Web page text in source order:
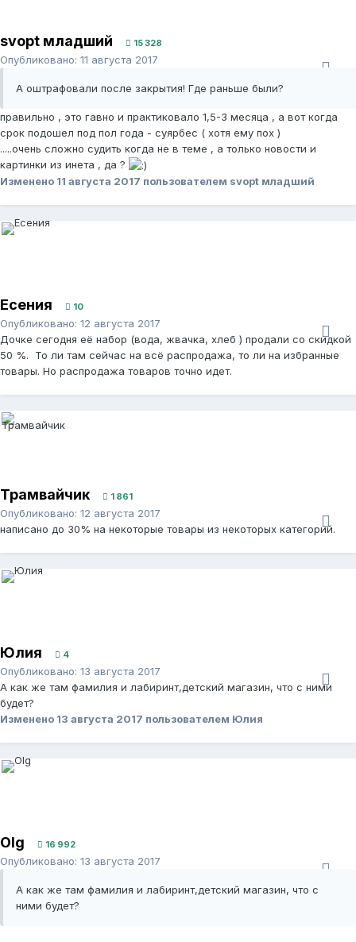
svopt младший 15 328
Опубликовано: 11 августа 2017
А оштрафовали после закрытия! Где раньше были?
правильно , это гавно и практиковало 1,5-3 месяца , а вот когда
срок подошел под пол года - суярбес ( хотя ему пох )
.....очень сложно судить когда не в теме , а только новости и
картинки из инета , да ?
Изменено 11 августа 2017 пользователем svopt младший
Есения 10
Опубликовано: 12 августа 2017
Дочке сегодня её набор (вода, жвачка, хлеб ) продали со скидкой
50 %. То ли там сейчас на всё распродажа, то ли на избранные
товары. Но распродажа товаров точно идет.
Трамвайчик 1 861
Опубликовано: 12 августа 2017
написано до 30% на некоторые товары из некоторых категорий.
Юлия 4
Опубликовано: 13 августа 2017
А как же там фамилия и лабиринт,детский магазин, что с ними
будет?
Изменено 13 августа 2017 пользователем Юлия
Olg 16 992
Опубликовано: 13 августа 2017
А как же там фамилия и лабиринт,детский магазин, что с
ними будет?